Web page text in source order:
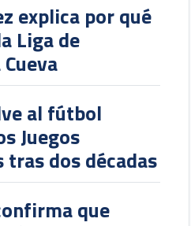
explica por qué
Liga de
al fútbol
Juegos
tras dos décadas
que